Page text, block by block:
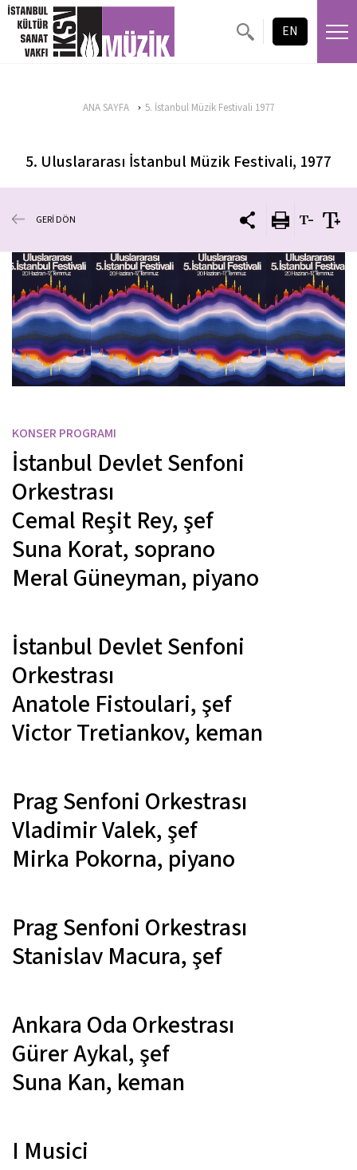
EN
ANA SAYFA 5. İstanbul Müzik Festivali 1977
5. Uluslararası İstanbul Müzik Festivali, 1977
GERİ DÖN
KONSER PROGRAMI
İstanbul Devlet Senfoni
Orkestrası
Cemal Reşit Rey, şef
Suna Korat, soprano
Meral Güneyman, piyano
İstanbul Devlet Senfoni
Orkestrası
Anatole Fistoulari, şef
Victor Tretiankov, keman
Prag Senfoni Orkestrası
Vladimir Valek, şef
Mirka Pokorna, piyano
Prag Senfoni Orkestrası
Stanislav Macura, şef
Ankara Oda Orkestrası
Gürer Aykal, şef
Suna Kan, keman
I Musici